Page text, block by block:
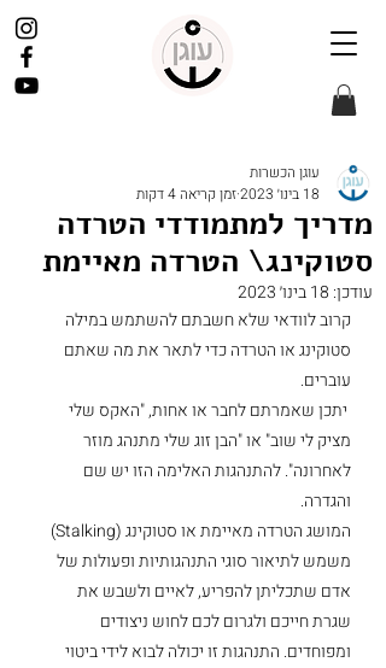
מדריך למתמודדי הטרדה
סטוקינג\ הטרדה מאיימת
עוגן הכשרות
18 בינו׳ 2023
זמן קריאה 4 דקות
עודכן: 18 בינו׳ 2023
קרוב לוודאי שלא חשבתם להשתמש במילה
סטוקינג או הטרדה כדי לתאר את מה שאתם
עוברים.
יתכן שאמרתם לחבר או אחות, "האקס שלי
מציק לי שוב" או "הבן זוג שלי מתנהג מוזר
לאחרונה". להתנהגות האלימה הזו יש שם
והגדרה.
המושג הטרדה מאיימת או סטוקינג (Stalking)
משמש לתיאור סוגי התנהגותיות ופעולות של
אדם שתכליתן להפריע, לאיים ולשבש את
שגרת חייכם ולגרום לכם לחוש ניצודים
ומפוחדים. התנהגות זו יכולה לבוא לידי ביטוי